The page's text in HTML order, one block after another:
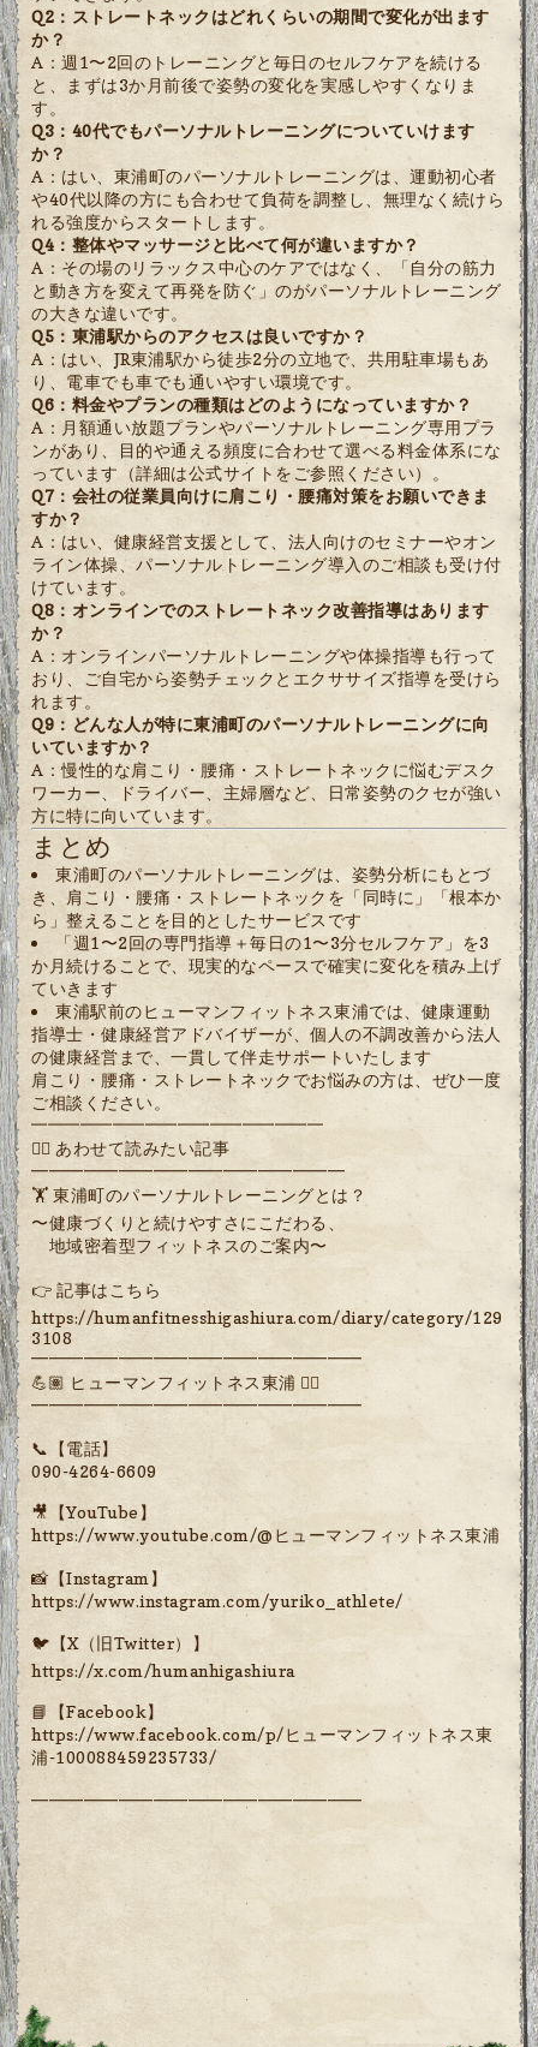
Q2：ストレートネックはどれくらいの期間で変化が出ます
か？
A：週1〜2回のトレーニングと毎日のセルフケアを続ける
と、まずは3か月前後で姿勢の変化を実感しやすくなりま
す。
Q3：40代でもパーソナルトレーニングについていけます
か？
A：はい、東浦町のパーソナルトレーニングは、運動初心者
や40代以降の方にも合わせて負荷を調整し、無理なく続けら
れる強度からスタートします。
Q4：整体やマッサージと比べて何が違いますか？
A：その場のリラックス中心のケアではなく、「自分の筋力
と動き方を変えて再発を防ぐ」のがパーソナルトレーニング
の大きな違いです。
Q5：東浦駅からのアクセスは良いですか？
A：はい、JR東浦駅から徒歩2分の立地で、共用駐車場もあ
り、電車でも車でも通いやすい環境です。
Q6：料金やプランの種類はどのようになっていますか？
A：月額通い放題プランやパーソナルトレーニング専用プラ
ンがあり、目的や通える頻度に合わせて選べる料金体系にな
っています（詳細は公式サイトをご参照ください）。
Q7：会社の従業員向けに肩こり・腰痛対策をお願いできま
すか？
A：はい、健康経営支援として、法人向けのセミナーやオン
ライン体操、パーソナルトレーニング導入のご相談も受け付
けています。
Q8：オンラインでのストレートネック改善指導はあります
か？
A：オンラインパーソナルトレーニングや体操指導も行って
おり、ご自宅から姿勢チェックとエクササイズ指導を受けら
れます。
Q9：どんな人が特に東浦町のパーソナルトレーニングに向
いていますか？
A：慢性的な肩こり・腰痛・ストレートネックに悩むデスク
ワーカー、ドライバー、主婦層など、日常姿勢のクセが強い
方に特に向いています。
まとめ
東浦町のパーソナルトレーニングは、姿勢分析にもとづ
き、肩こり・腰痛・ストレートネックを「同時に」「根本か
ら」整えることを目的としたサービスです
「週1〜2回の専門指導＋毎日の1〜3分セルフケア」を3
か月続けることで、現実的なペースで確実に変化を積み上げ
ていきます
東浦駅前のヒューマンフィットネス東浦では、健康運動
指導士・健康経営アドバイザーが、個人の不調改善から法人
の健康経営まで、一貫して伴走サポートいたします
肩こり・腰痛・ストレートネックでお悩みの方は、ぜひ一度
ご相談ください。
━━━━━━━━━━━━━━━━━━
🏋️‍♂️ あわせて読みたい記事
━━━━━━━━━━━━━━━━━━
🏋️ 東浦町のパーソナルトレーニングとは？
〜健康づくりと続けやすさにこだわる、
地域密着型フィットネスのご案内〜
👉 記事はこちら
https://humanfitnesshigashiura.com/diary/category/129
3108
━━━━━━━━━━━━━━━━━━━
💪🏽 ヒューマンフィットネス東浦 🏋️‍♀️
━━━━━━━━━━━━━━━━━━━
📞【電話】
090-4264-6609
🎥【YouTube】
https://www.youtube.com/@ヒューマンフィットネス東浦
📸【Instagram】
https://www.instagram.com/yuriko_athlete/
🐦【X（旧Twitter）】
https://x.com/humanhigashiura
📘【Facebook】
https://www.facebook.com/p/ヒューマンフィットネス東
浦-100088459235733/
━━━━━━━━━━━━━━━━━━━